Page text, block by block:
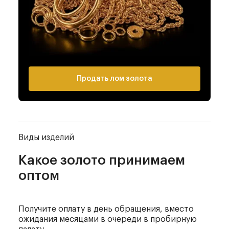
Продать лом золота
Виды изделий
Какое золото принимаем
оптом
Получите оплату в день обращения, вместо
ожидания месяцами в очереди в пробирную